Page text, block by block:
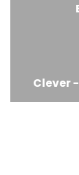
Clever